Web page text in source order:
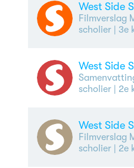
West Side
Filmverslag
scholier| 3e
West Side
scholier| 2e
West Side
Filmverslag
scholier| 2e